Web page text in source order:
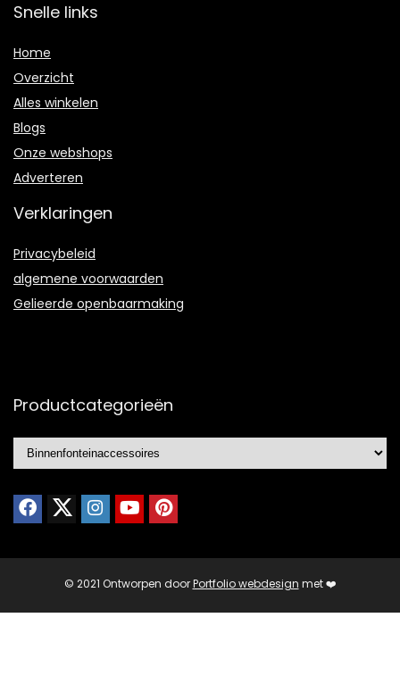
Snelle links
Home
Overzicht
Alles winkelen
Blogs
Onze webshops
Adverteren
Verklaringen
Privacybeleid
algemene voorwaarden
Gelieerde openbaarmaking
Productcategorieën
© 2021 Ontworpen doorPortfolio webdesign met ❤️